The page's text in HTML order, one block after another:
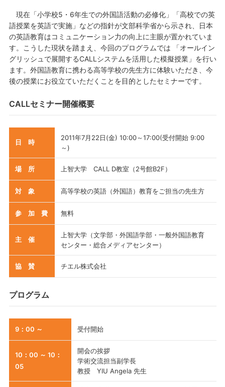
現在「小学校5・6年生での外国語活動の必修化」「高校での英
語授業を英語で実施」などの指針が文部科学省から示され、日本
の英語教育はコミュニケーション力の向上に主眼が置かれていま
す。こうした現状を踏まえ、今回のプログラムでは 「オールイン
グリッシュで展開するCALLシステムを活用した模擬授業」を行い
ます。外国語教育に携わる高等学校の先生方に体験いただき、今
後の授業にお役立ていただくことを目的としたセミナーです。
CALLセミナー開催概要
日 時
2011年7月22日(金) 10:00～17:00(受付開始 9:00
～)
場 所 上智大学 CALL D教室（2号館B2F）
対 象 高等学校の英語（外国語）教育をご担当の先生方
参 加 費 無料
主 催
上智大学（文学部・外国語学部・一般外国語教育
センター・総合メディアセンター）
協 賛 チエル株式会社
プログラム
9：00 ～ 受付開始
10：00 ～ 10：
05
開会の挨拶
学術交流担当副学長
教授 YIU Angela 先生